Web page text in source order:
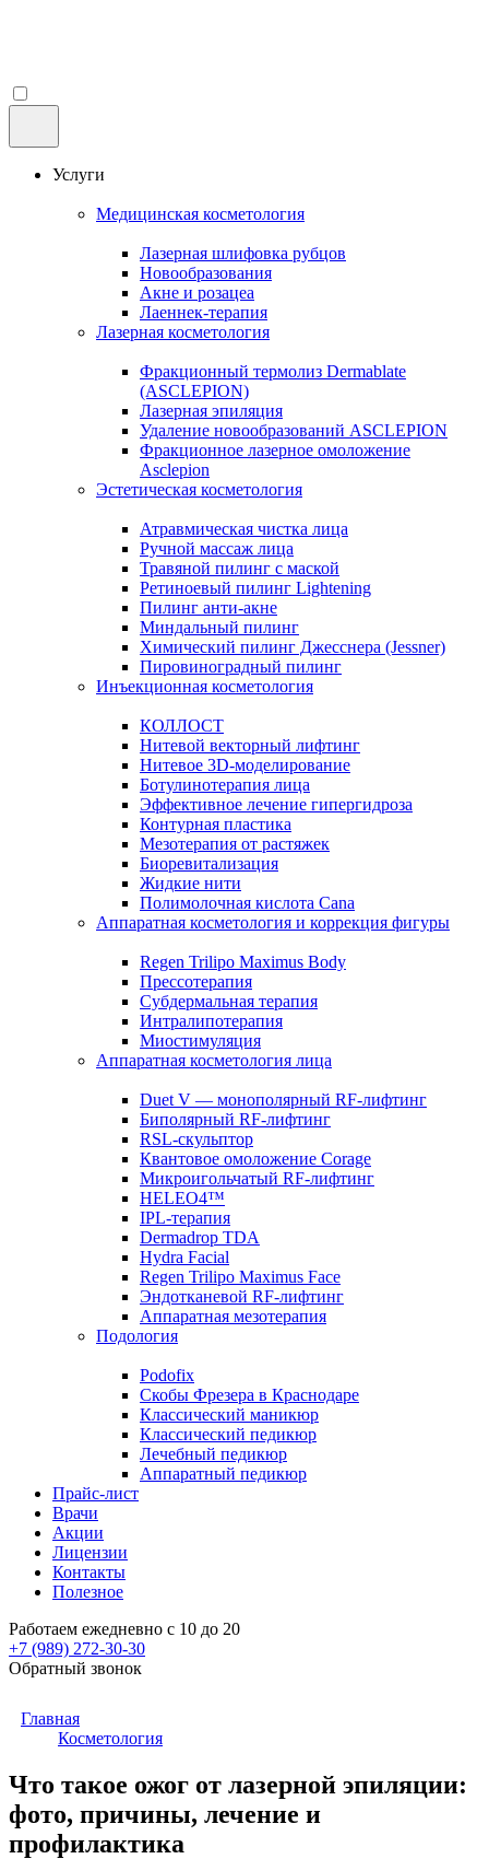
Услуги
Медицинская косметология
Лазерная шлифовка рубцов
Новообразования
Акне и розацеа
Лаеннек-терапия
Лазерная косметология
Фракционный термолиз Dermablate
(ASCLEPION)
Лазерная эпиляция
Удаление новообразований ASCLEPION
Фракционное лазерное омоложение
Asclepion
Эстетическая косметология
Атравмическая чистка лица
Ручной массаж лица
Травяной пилинг с маской
Ретиноевый пилинг Lightening
Пилинг анти-акне
Миндальный пилинг
Химический пилинг Джесснера (Jessner)
Пировиноградный пилинг
Инъекционная косметология
КОЛЛОСТ
Нитевой векторный лифтинг
Нитевое 3D-моделирование
Ботулинотерапия лица
Эффективное лечение гипергидроза
Контурная пластика
Мезотерапия от растяжек
Биоревитализация
Жидкие нити
Полимолочная кислота Cana
Аппаратная косметология и коррекция фигуры
Regen Trilipo Maximus Body
Прессотерапия
Субдермальная терапия
Интралипотерапия
Миостимуляция
Аппаратная косметология лица
Duet V — монополярный RF-лифтинг
Биполярный RF-лифтинг
RSL-скульптор
Квантовое омоложение Corage
Микроигольчатый RF-лифтинг
HELEO4™
IPL-терапия
Dermadrop TDA
Hydra Facial
Regen Trilipo Maximus Face
Эндотканевой RF-лифтинг
Аппаратная мезотерапия
Подология
Podofix
Скобы Фрезера в Краснодаре
Классический маникюр
Классический педикюр
Лечебный педикюр
Аппаратный педикюр
Прайс-лист
Врачи
Акции
Лицензии
Контакты
Полезное
Работаем ежедневно с 10 до 20
+7 (989) 272-30-30
Обратный звонок
Главная
Косметология
Что такое ожог от лазерной эпиляции:
фото, причины, лечение и
профилактика